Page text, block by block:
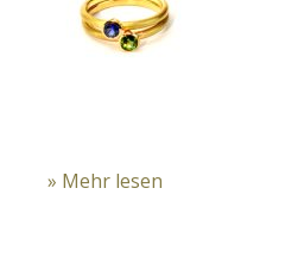
» Mehr lesen